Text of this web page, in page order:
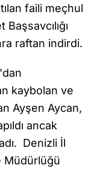
faili meçhul
raftan indirdi.
kaybolan ve
Ayşen Aycan,
ancak
Denizli İl
Müdürlüğü